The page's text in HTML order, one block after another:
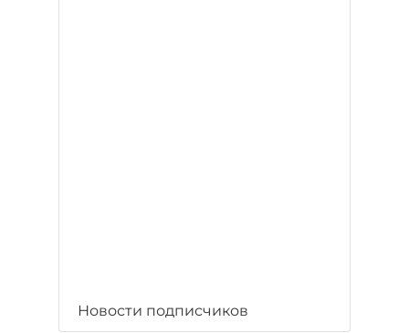
Новости подписчиков